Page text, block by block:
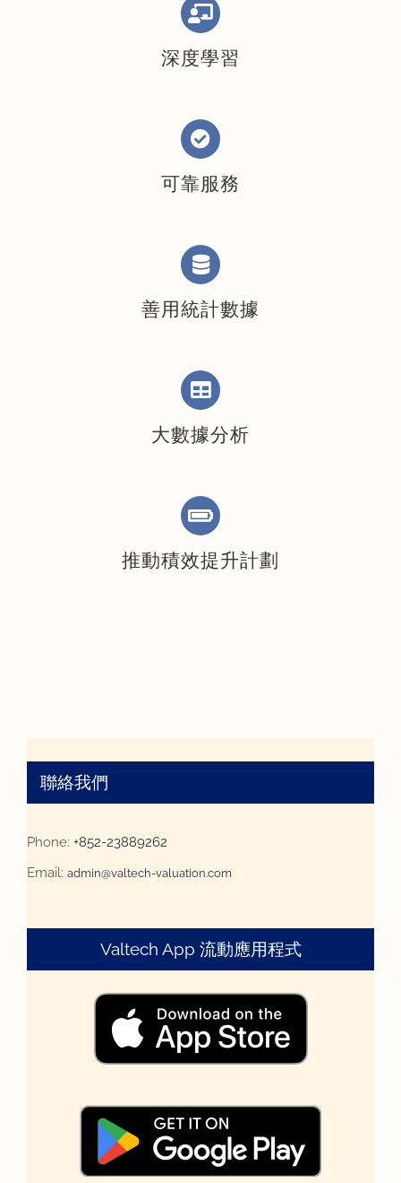
深度學習
可靠服務
善用統計數據
大數據分析
推動積效提升計劃
聯絡我們
Phone: +852-23889262
Email: admin@valtech-valuation.com
Valtech App 流動應用程式